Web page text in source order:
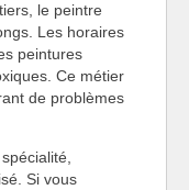
le peintre
Les horaires
peintures
Ce métier
de problèmes
Si vous